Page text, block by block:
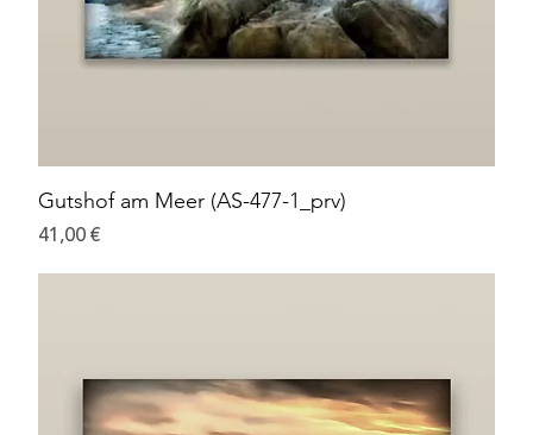
Gutshof am Meer (AS-477-1_prv)
Preis
41,00 €